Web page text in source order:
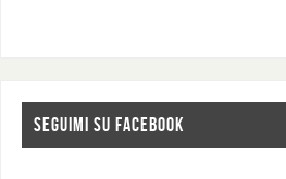
SEGUIMI SU FACEBOOK